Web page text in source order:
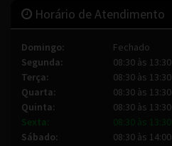
Horário de Atendimento
Domingo:
Fechado
Segunda:
08:30 às 13:30
Terça:
08:30 às 13:30
Quarta:
08:30 às 13:30
Quinta:
08:30 às 13:30
Sexta:
08:30 às 13:30
Sábado:
08:30 às 14:00